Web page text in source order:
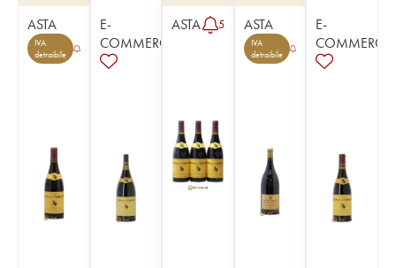
ASTA
IVA
detraibile
E-
COMMERCE
ASTA 5 ASTA
IVA
detraibile
E-
COMMERCE